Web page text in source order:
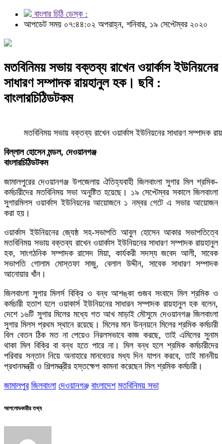
বাংলার চিঠি ডেস্ক :
আপডেট সময় ০৭:৪৪:০২ অপরাহ্ন, শনিবার, ১৯ সেপ্টেম্বর ২০২০
মতবিনিময় সভায় বক্তব্য রাখেন ওয়ার্কাস ইউনিয়নের
সাধারণ সম্পাদক রায়হানুল হক। ছবি :
বাংলারচিঠিডটকম
মতবিনিময় সভায় বক্তব্য রাখেন ওয়ার্কাস ইউনিয়নের সাধারণ সম্পাদক
বিল্লাল হোসেন মন্ডল, দেওয়ানগঞ্জ
বাংলারচিঠিডটকম
জামালপুরের দেওয়ানগঞ্জ উপজেলায় ঐতিহ্যবাহী জিলবাংলা সুগার মিল শ্রমিক-
কর্মচারীদের মতবিনিময় সভা অনুষ্টিত হয়েছে। ১৯ সেপ্টেম্বর সকালে জিলবাংলা
সুগারমিলস ওয়ার্কাস ইউনিয়নের আয়োজনে ১ নম্বর গেটে এ সভার আয়োজন
করা হয়।
ওয়ার্কাস ইউনিয়নের জ্যেষ্ঠ সহ-সভাপতি আবুল হোসেন আকার সভাপতিত্বে
মতবিনিময় সভায় বক্তব্য রাখেন ওয়ার্কাস ইউনিয়নের সাধারণ সম্পাদক রায়হানুল
হক, সাংগঠনিক সম্পাদক রাসেদ মিয়া, কার্যকরী সদস্য জবেদ আলী, সাবেক
সভাপতি গোলাম মোস্তফা সাজু, বেলাল উদ্দীন, সাবেক সাধারণ সম্পাদক
আনোয়ার খাঁন।
জিলবাংলা সুগার মিলর্স বিক্রি ও বন্ধ আশঙ্কা গুজব সংবাদে মিল শ্রমিক ও
কর্মচারী হতাশ হলে ওয়াকার্স ইউনিয়নের সাধারন সম্পাদক রায়হানুল হক বলেন,
দেশে ১৬টি সুগার মিলের মধ্যে গত আখ মাড়াই মৌসুমে দেওয়ানগঞ্জ জিলবাংলা
সুগার মিলস প্রথম স্থানে রয়েছে। মিলের মান উন্নয়নে মিলের শ্রমিক কর্মচারী
বিল বেতন ঠিক মত না পেয়েও নিরলসভাবে কাজ করছে, তাই এমিলের সুনাম
থাকা মিল বিক্রি বা বন্ধ হতে পারে না। মিল বন্ধ হলে শ্রমিক কর্মচারীদের
পরিবার সন্তান নিয়ে অনাহারে মানবেতর মধ্য দিন যাপন করবে, তাই মাননীয়
প্রধানমন্ত্রী ও শিল্পমন্ত্রীর হস্তক্ষেপ কামনা করেছেন মিল শ্রমিক কর্মচারী।
জামালপুর জিলবাংলা দেওয়ানগঞ্জ বাংলাদেশ মতবিনিময় সভা
আপলোডকারীর তথ্য